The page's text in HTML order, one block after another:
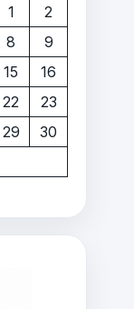
1
2
8
9
15
16
22
23
29
30